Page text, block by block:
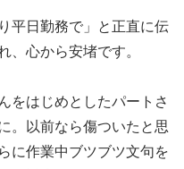
平日勤務で」と正直に伝
、心から安堵です。
をはじめとしたパートさ
。以前なら傷ついたと思
に作業中ブツブツ文句を